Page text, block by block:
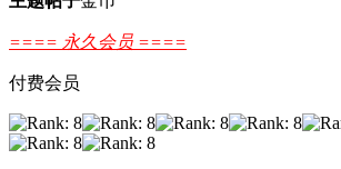
==== 永久会员 ====
付费会员